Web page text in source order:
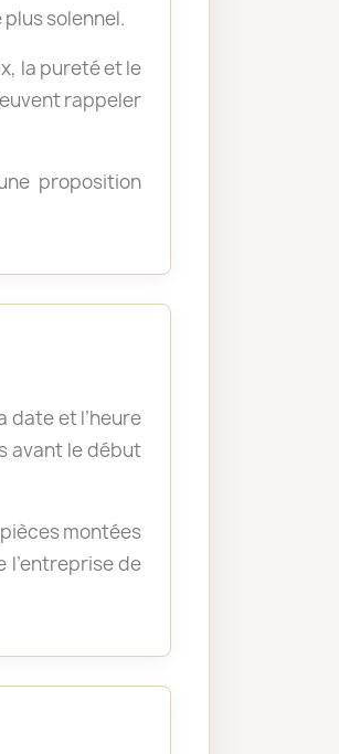
solennel.
la pureté et le
rappeler
proposition
date et l’heure
avant le début
montées
de